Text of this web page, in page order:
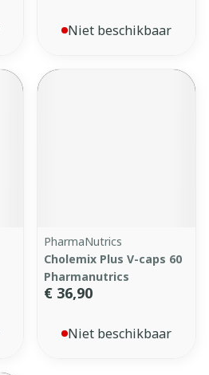
Niet beschikbaar
PharmaNutrics
Cholemix Plus V-caps 60
Pharmanutrics
€ 36,90
Niet beschikbaar